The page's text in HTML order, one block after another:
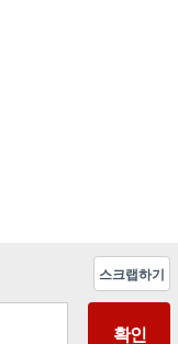
스크랩하기